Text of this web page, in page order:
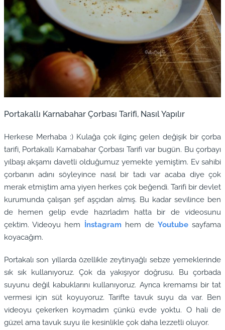
Portakallı Karnabahar Çorbası Tarifi, Nasıl Yapılır
Herkese Merhaba :) Kulağa çok ilginç gelen değişik bir çorba
tarifi, Portakallı Karnabahar Çorbası Tarifi var bugün. Bu çorbayı
yılbaşı akşamı davetli olduğumuz yemekte yemiştim. Ev sahibi
çorbanın adını söyleyince nasıl bir tadı var acaba diye çok
merak etmiştim ama yiyen herkes çok beğendi. Tarifi bir devlet
kurumunda çalışan şef aşçıdan almış. Bu kadar sevilince ben
de hemen gelip evde hazırladım hatta bir de videosunu
çektim. Videoyu hem İnstagramhem deYoutube sayfama
koyacağım.
Portakalı son yıllarda özellikle zeytinyağlı sebze yemeklerinde
sık sık kullanıyoruz. Çok da yakışıyor doğrusu. Bu çorbada
suyunu değil kabuklarını kullanıyoruz. Ayrıca kremamsı bir tat
vermesi için süt koyuyoruz. Tarifte tavuk suyu da var. Ben
videoyu çekerken koymadım çünkü evde yoktu. O hali de
güzel ama tavuk suyu ile kesinlikle çok daha lezzetli oluyor.